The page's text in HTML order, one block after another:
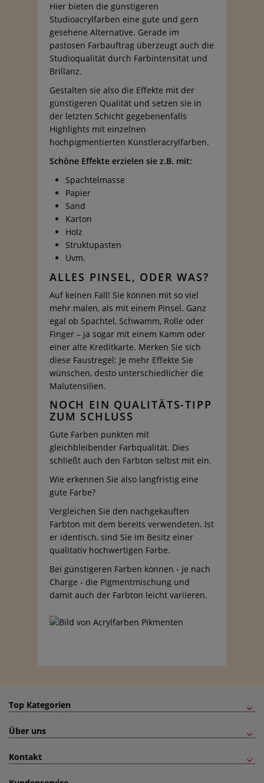
Hier bieten die günstigeren
Studioacrylfarben eine gute und gern
gesehene Alternative. Gerade im
pastosen Farbauftrag überzeugt auch die
Studioqualität durch Farbintensität und
Brillanz.
Gestalten sie also die Effekte mit der
günstigeren Qualität und setzen sie in
der letzten Schicht gegebenenfalls
Highlights mit einzelnen
hochpigmentierten Künstleracrylfarben.
Schöne Effekte erzielen sie z.B. mit:
Spachtelmasse
Papier
Sand
Karton
Holz
Struktupasten
Uvm.
ALLES PINSEL, ODER WAS?
Auf keinen Fall! Sie können mit so viel
mehr malen, als mit einem Pinsel. Ganz
egal ob Spachtel, Schwamm, Rolle oder
Finger – ja sogar mit einem Kamm oder
einer alte Kreditkarte. Merken Sie sich
diese Faustregel: Je mehr Effekte Sie
wünschen, desto unterschiedlicher die
Malutensilien.
NOCH EIN QUALITÄTS-TIPP
ZUM SCHLUSS
Gute Farben punkten mit
gleichbleibender Farbqualität. Dies
schließt auch den Farbton selbst mit ein.
Wie erkennen Sie also langfristig eine
gute Farbe?
Vergleichen Sie den nachgekauften
Farbton mit dem bereits verwendeten. Ist
er identisch, sind Sie im Besitz einer
qualitativ hochwertigen Farbe.
Bei günstigeren Farben können - je nach
Charge - die Pigmentmischung und
damit auch der Farbton leicht variieren.
Top Kategorien
Über uns
Kontakt